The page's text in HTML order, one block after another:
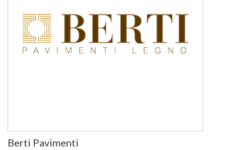
Berti Pavimenti